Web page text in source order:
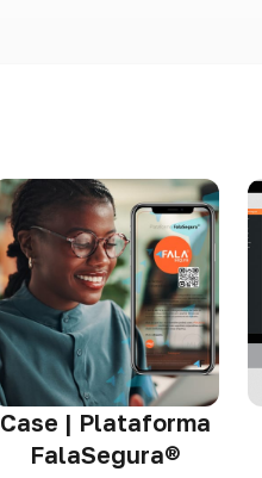
Case | Plataforma
FalaSegura®